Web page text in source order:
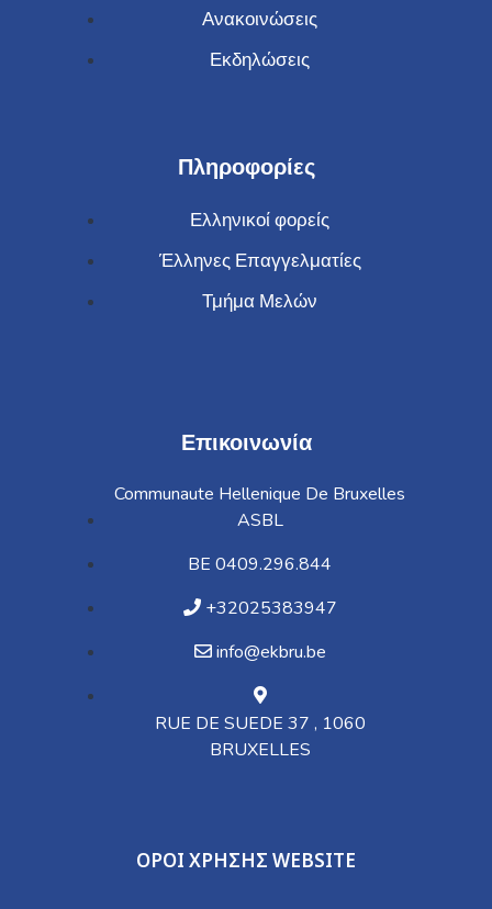
Ανακοινώσεις
Εκδηλώσεις
Πληροφορίες
Ελληνικοί φορείς
Έλληνες Επαγγελματίες
Τμήμα Μελών
Επικοινωνία
Communaute Hellenique De Bruxelles
ASBL
BE 0409.296.844
+32025383947
info@ekbru.be
RUE DE SUEDE 37 , 1060
BRUXELLES
ΟΡΟΙ ΧΡΗΣΗΣ WEBSITE